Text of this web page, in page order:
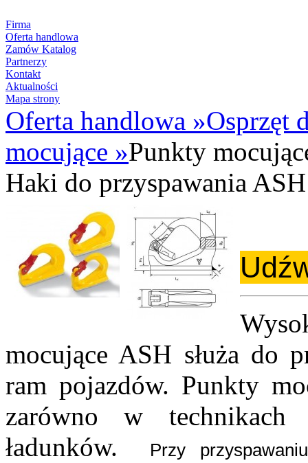
Firma
Oferta handlowa
Zamów Katalog
Partnerzy
Kontakt
Aktualności
Mapa strony
Oferta handlowa »Osprzęt
mocujące »Punkty
Haki do przyspawania ASH
mocujące ASH służa do
ram pojazdów. Punkty
zarówno w technikach
ładunków.
Przy